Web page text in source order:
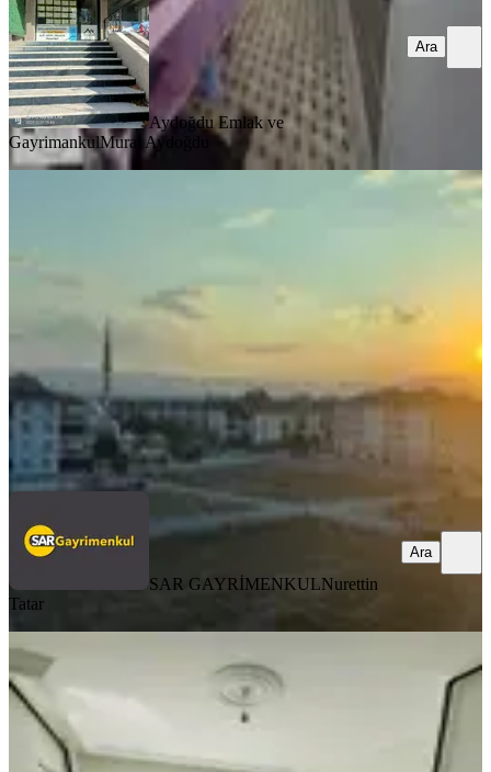
Aydoğdu Emlak ve
GayrimankulMurat Aydoğdu
Ara
4.800.000 ₺
SAR GAYRİMENKULNurettin Tatar
Ara
SAR GAYRİMENKULNurettin
Tatar
Ara
Eymen Yapı'dan Özgürevler Mevkii
Arakat 3+1 Satılık Lüx Daire
Merkez, Ulukavak Mahallesi
3+1·130 m²·2. Kat·